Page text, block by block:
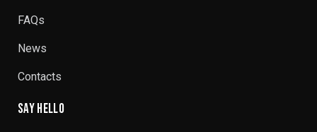
FAQs
News
Contacts
SAY HELLO